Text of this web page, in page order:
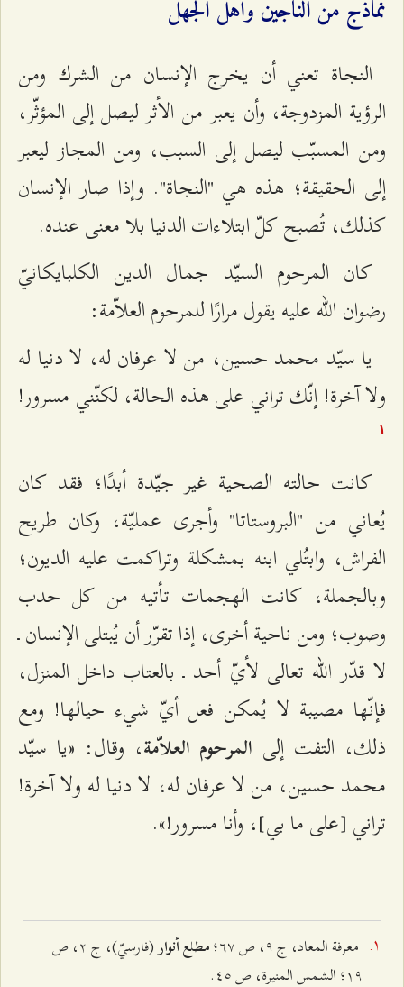
نماذج من الناجين وأهل الجهل
النجاة تعني أن يخرج الإنسان من الشرك ومن
الرؤية المزدوجة، وأن يعبر من الأثر ليصل إلى المؤثّر،
ومن المسبّب ليصل إلى السبب، ومن المجاز ليعبر
إلى الحقيقة؛ هذه هي "النجاة". وإذا صار الإنسان
كذلك، تُصبح كلّ ابتلاءات الدنيا بلا معنى عنده.
كان المرحوم السيّد جمال الدين الكلبايكانيّ
رضوان الله عليه يقول مرارًا للمرحوم العلاّمة:
يا سيّد محمد حسين، من لا عرفان له، لا دنيا له
ولا آخرة! إنّك تراني على هذه الحالة، لكنّني مسرور!
۱
كانت حالته الصحية غير جيّدة أبدًا؛ فقد كان
يُعاني من "البروستاتا" وأجرى عمليّة، وكان طريح
الفراش، وابتُلي ابنه بمشكلة وتراكمت عليه الديون؛
وبالجملة، كانت الهجمات تأتيه من كل حدب
وصوب؛ ومن ناحية أخرى، إذا تقرّر أن يُبتلى الإنسان ـ
لا قدّر الله تعالى لأيّ أحد ـ بالعتاب داخل المنزل،
فإنّها مصيبة لا يُمكن فعل أيّ شيء حيالها! ومع
ذلك، التفت إلى المرحوم العلاّمة، وقال: «يا سيّد
محمد حسين، من لا عرفان له، لا دنيا له ولا آخرة!
تراني [على ما بي]، وأنا مسرور!».
معرفة المعاد، ج ٩، ص ٦۷ ؛مطلع أنوار
(فارسيّ)، ج ٢، ص
۱٩؛ الشمس المنيرة، ص ٤٥ .